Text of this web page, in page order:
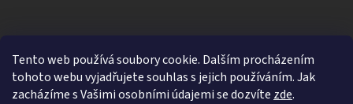
Tento web používá soubory cookie. Dalším procházením
tohoto webu vyjadřujete souhlas s jejich používáním. Jak
zacházíme s Vašimi osobními údajemi se dozvíte zde.
Vytvořil Shoptet